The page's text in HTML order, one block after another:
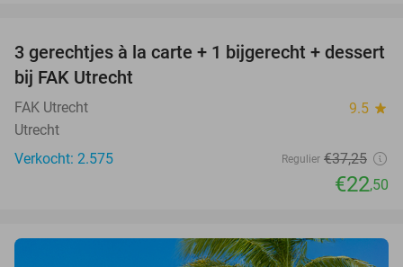
40%
3 gerechtjes à la carte + 1 bijgerecht + dessert
bij FAK Utrecht
FAK Utrecht 9.5 star
Utrecht
Verkocht: 2.575
Regulier €37,25
€22,50